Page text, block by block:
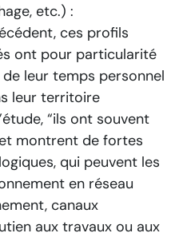
etc.) :
ces profils
ont pour particularité
de leur temps personnel
leur territoire
“ils ont souvent
montrent de fortes
qui peuvent les
en réseau
canaux
aux travaux ou aux